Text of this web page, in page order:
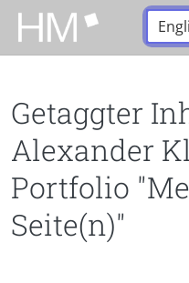
Zum Hauptinhalt
Getaggter
Alexander
Portfolio
Seite(n)"